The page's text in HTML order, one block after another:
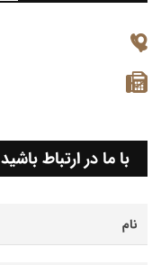
با ما در ارتباط باشید